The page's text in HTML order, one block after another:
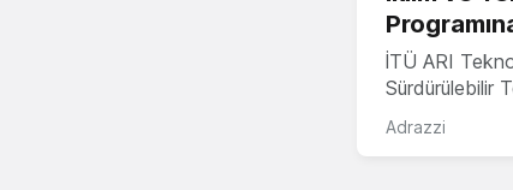
İTÜ ARI
Sürdürülebilir
Adrazzi